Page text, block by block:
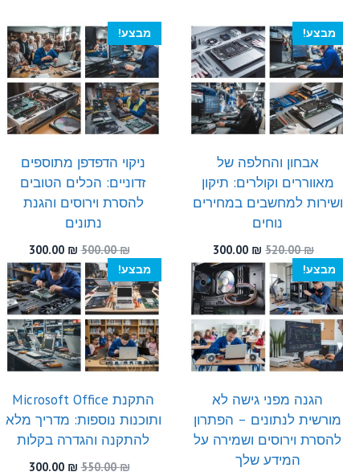
מבצע!
אבחון והחלפה של
מאווררים וקולרים: תיקון
ושירות למחשבים במחירים
נוחים
520.00₪
המחיר
המקורי
היה:
520.00 ₪.
300.00 ₪
המחיר
הנוכחי
הוא:
300.00 ₪.
מבצע!
ניקוי הדפדפן מתוספים
זדוניים: הכלים הטובים
להסרת וירוסים והגנת
נתונים
500.00₪
המחיר
המקורי
היה:
500.00 ₪.
300.00 ₪
הנוכחי
הוא:
300.00 ₪.
מבצע!
הגנה מפני גישה לא
מורשית לנתונים – הפתרון
להסרת וירוסים ושמירה על
המידע שלך
מבצע!
התקנת Microsoft Office
ותוכנות נוספות: מדריך מלא
להתקנה והגדרה בקלות
550.00₪
המחיר
300.00 ₪